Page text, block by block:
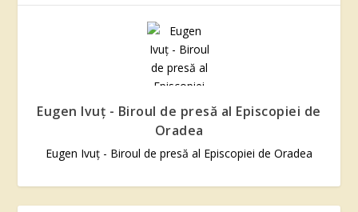
Eugen Ivuţ - Biroul de presă al Episcopiei de
Oradea
Eugen Ivuţ - Biroul de presă al Episcopiei de Oradea